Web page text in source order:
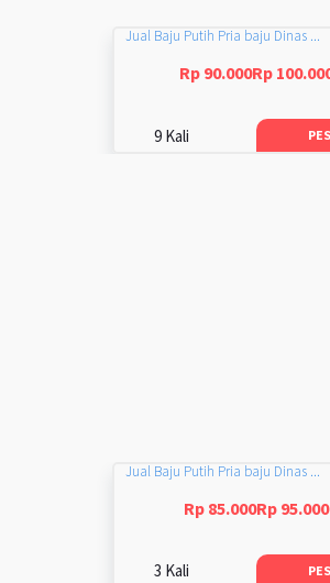
Jual Baju Putih Pria baju Dinas ...
Rp 90.000Rp
9 Kali
Jual Baju Putih Pria baju Dinas ...
Rp 85.000Rp 95.000
3 Kali